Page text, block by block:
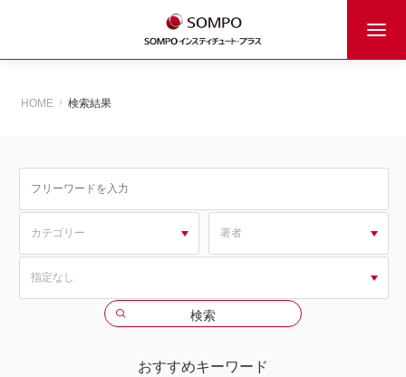
HOME 検索結果
おすすめキーワード